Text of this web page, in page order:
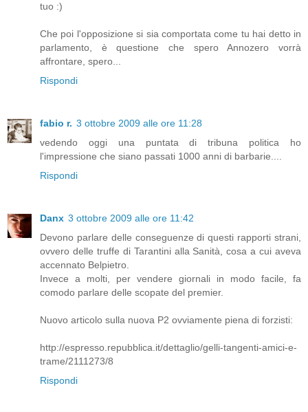
tuo :)
Che poi l'opposizione si sia comportata come tu hai detto in
parlamento, è questione che spero Annozero vorrà
affrontare, spero...
Rispondi
fabio r. 3 ottobre 2009 alle ore 11:28
vedendo oggi una puntata di tribuna politica ho
l'impressione che siano passati 1000 anni di barbarie....
Rispondi
Danx 3 ottobre 2009 alle ore 11:42
Devono parlare delle conseguenze di questi rapporti strani,
ovvero delle truffe di Tarantini alla Sanità, cosa a cui aveva
accennato Belpietro.
Invece a molti, per vendere giornali in modo facile, fa
comodo parlare delle scopate del premier.
Nuovo articolo sulla nuova P2 ovviamente piena di forzisti:
http://espresso.repubblica.it/dettaglio/gelli-tangenti-amici-e-
trame/2111273/8
Rispondi